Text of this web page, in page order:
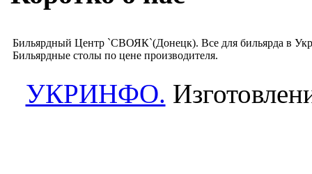
Бильярдный Центр `СВОЯК`(Донецк). Все для бильярда в
Бильярдные столы по цене производителя.
УКРИНФО.